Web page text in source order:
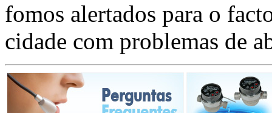
fomos alertados para o
cidade com problemas de